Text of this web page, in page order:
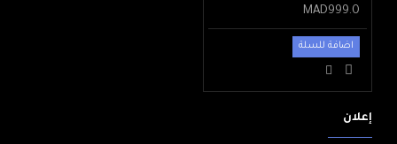
MAD999.0
اضافة للسلة
إعلان